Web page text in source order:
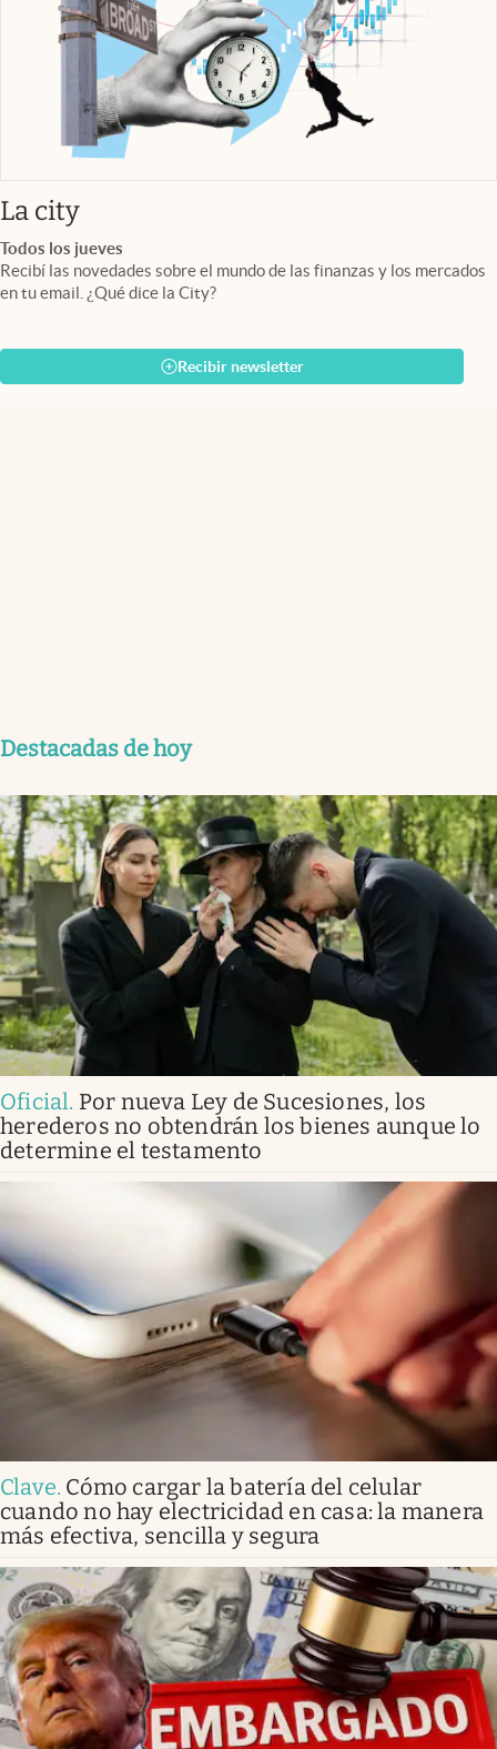
La cityabre en nueva pestaña
Todos los jueves
Recibí las novedades sobre el mundo de las finanzas y los mercados
en tu email. ¿Qué dice la City?
Recibir newsletter
Destacadas de hoy
Oficial. Por nueva Ley de Sucesiones, los
herederos no obtendrán los bienes aunque lo
determine el testamento
Clave. Cómo cargar la batería del celular
cuando no hay electricidad en casa: la manera
más efectiva, sencilla y segura